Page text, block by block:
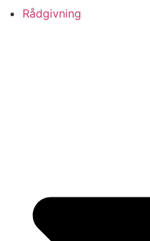
Rådgivning